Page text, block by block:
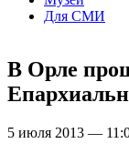
Для СМИ
В Орле
5 июля 2013 —